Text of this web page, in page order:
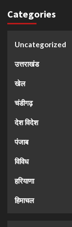
Categories
Uncategorized
उत्तराखंड
खेल
चंडीगढ़
देश विदेश
पंजाब
विविध
हरियाणा
हिमाचल